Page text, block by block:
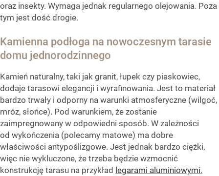
oraz insekty. Wymaga jednak regularnego olejowania. Poza
tym jest dość drogie.
Kamienna podłoga na nowoczesnym tarasie
domu jednorodzinnego
Kamień naturalny, taki jak granit, łupek czy piaskowiec,
dodaje tarasowi elegancji i wyrafinowania. Jest to materiał
bardzo trwały i odporny na warunki atmosferyczne (wilgoć,
mróz, słońce). Pod warunkiem, że zostanie
zaimpregnowany w odpowiedni sposób. W zależności
od wykończenia (polecamy matowe) ma dobre
właściwości antypoślizgowe. Jest jednak bardzo ciężki,
więc nie wykluczone, że trzeba będzie wzmocnić
konstrukcję tarasu na przykład legarami aluminiowymi.